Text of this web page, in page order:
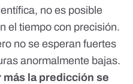
no es posible
el tiempo con precisión.
no se esperan fuertes
anormalmente bajas.
más la predicción se